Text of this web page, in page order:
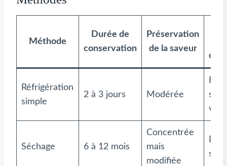
Méthode
Durée de
conservation
Préservation
de la saveur
Réfrigération
simple
2 à 3 jours Modérée
vite
Séchage 6 à 12 mois
Concentrée
mais
modifiée